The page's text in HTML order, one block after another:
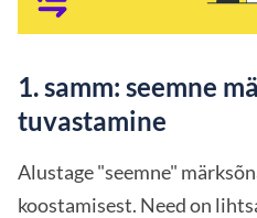
1. samm: seemne
tuvastamine
Alustage "seemne"
koostamisest. Need on